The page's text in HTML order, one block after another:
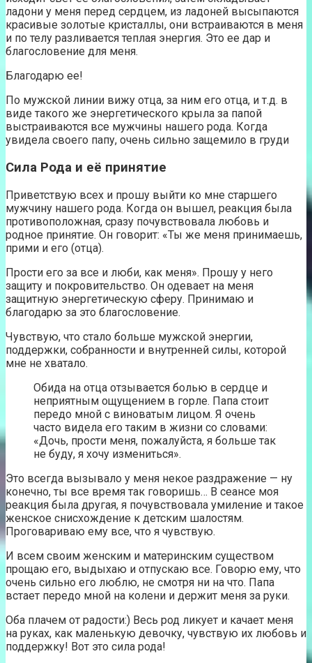
ладони у меня перед сердцем, из ладоней высыпаются
красивые золотые кристаллы, они встраиваются в меня
и по телу разливается теплая энергия. Это ее дар и
благословение для меня.
Благодарю ее!
По мужской линии вижу отца, за ним его отца, и т.д. в
виде такого же энергетического крыла за папой
выстраиваются все мужчины нашего рода. Когда
увидела своего папу, очень сильно защемило в груди
Сила Рода и её принятие
Приветствую всех и прошу выйти ко мне старшего
мужчину нашего рода. Когда он вышел, реакция была
противоположная, сразу почувствовала любовь и
родное принятие. Он говорит: «Ты же меня принимаешь,
прими и его (отца).
Прости его за все и люби, как меня». Прошу у него
защиту и покровительство. Он одевает на меня
защитную энергетическую сферу. Принимаю и
благодарю за это благословение.
Чувствую, что стало больше мужской энергии,
поддержки, собранности и внутренней силы, которой
мне не хватало.
Обида на отца отзывается болью в сердце и
неприятным ощущением в горле. Папа стоит
передо мной с виноватым лицом. Я очень
часто видела его таким в жизни со словами:
«Дочь, прости меня, пожалуйста, я больше так
не буду, я хочу измениться».
Это всегда вызывало у меня некое раздражение — ну
конечно, ты все время так говоришь… В сеансе моя
реакция была другая, я почувствовала умиление и такое
женское снисхождение к детским шалостям.
Проговариваю ему все, что я чувствую.
И всем своим женским и материнским существом
прощаю его, выдыхаю и отпускаю все. Говорю ему, что
очень сильно его люблю, не смотря ни на что. Папа
встает передо мной на колени и держит меня за руки.
Оба плачем от радости:) Весь род ликует и качает меня
на руках, как маленькую девочку, чувствую их любовь и
поддержку! Вот это сила рода!